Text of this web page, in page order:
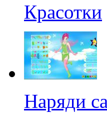
Красотки
Наряди